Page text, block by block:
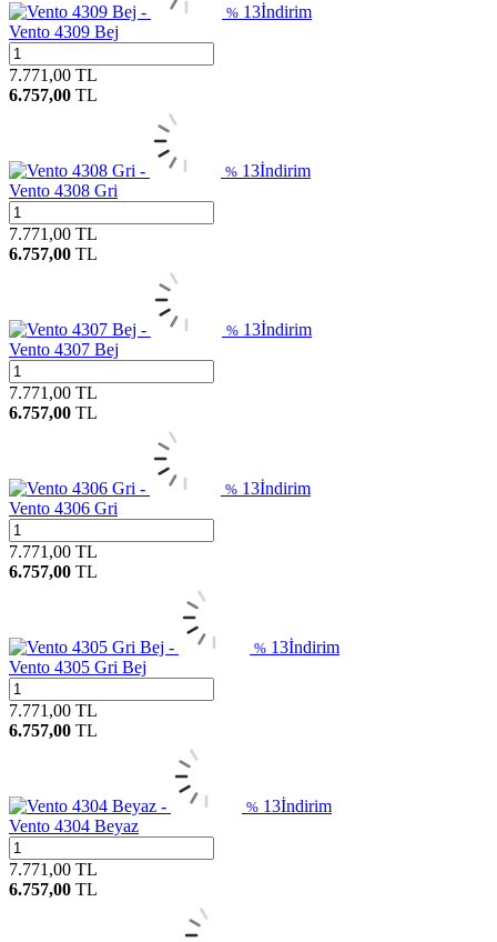
% 13İndirim
Vento 4309 Bej
7.771,00 TL
6.757,00 TL
% 13İndirim
Vento 4308 Gri
7.771,00 TL
6.757,00 TL
% 13İndirim
Vento 4307 Bej
7.771,00 TL
6.757,00 TL
% 13İndirim
Vento 4306 Gri
7.771,00 TL
6.757,00 TL
% 13İndirim
Vento 4305 Gri Bej
7.771,00 TL
6.757,00 TL
% 13İndirim
Vento 4304 Beyaz
7.771,00 TL
6.757,00 TL